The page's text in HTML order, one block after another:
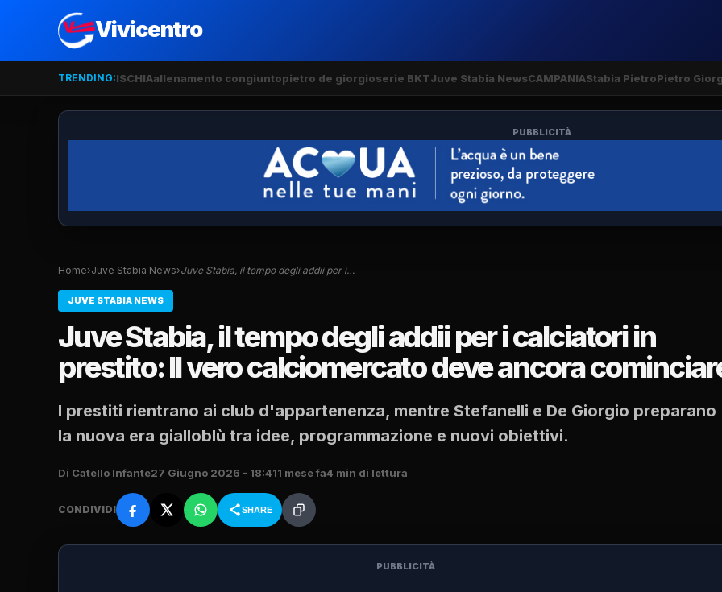
Vivicentro
TRENDING:ISCHIAallenamento congiuntopietro de giorgioserie BKTJuve Stabia NewsCAMPANIAStabia PietroPietro
PUBBLICITÀ
Home›Juve Stabia News›Juve Stabia, il tempo degli addii per i…
JUVE STABIA NEWS
Juve Stabia, il tempo degli addii per i calciatori in
prestito: Il vero calciomercato deve ancora
I prestiti rientrano ai club d'appartenenza, mentre Stefanelli e De Giorgio preparano
la nuova era gialloblù tra idee, programmazione e nuovi obiettivi.
Di Catello Infante27 Giugno 2026 - 18:411 mese fa4 min di lettura
CONDIVIDI SHARE
PUBBLICITÀ